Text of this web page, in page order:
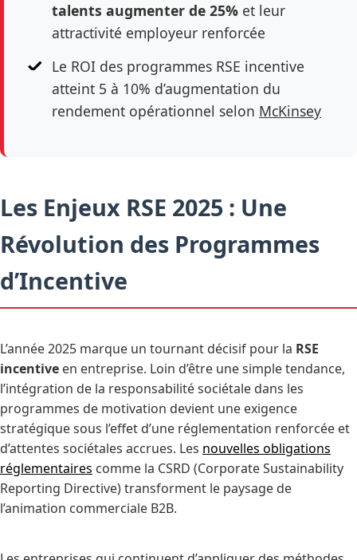
talents augmenter de 25% et leur
attractivité employeur renforcée
Le ROI des programmes RSE incentive
atteint 5 à 10% d’augmentation du
rendement opérationnel selon McKinsey
Les Enjeux RSE 2025 : Une
Révolution des Programmes
d’Incentive
L’année 2025 marque un tournant décisif pour la RSE
incentive en entreprise. Loin d’être une simple tendance,
l’intégration de la responsabilité sociétale dans les
programmes de motivation devient une exigence
stratégique sous l’effet d’une réglementation renforcée et
d’attentes sociétales accrues. Les nouvelles obligations
réglementaires comme la CSRD (Corporate Sustainability
Reporting Directive) transforment le paysage de
l’animation commerciale B2B.